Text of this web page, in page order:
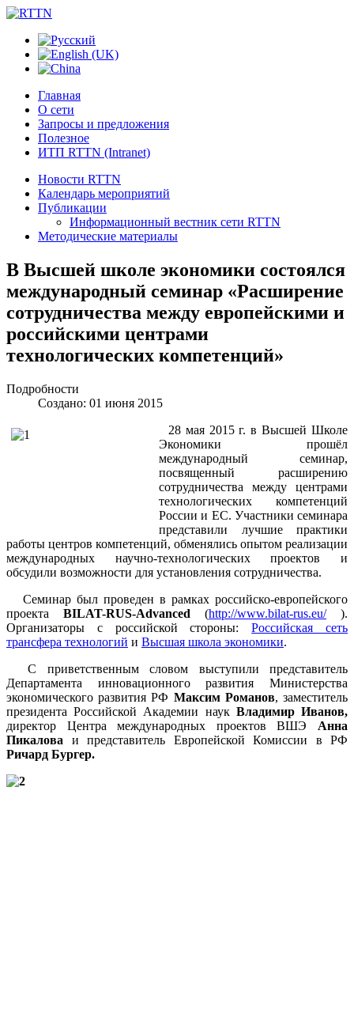
Главная
О сети
Запросы и предложения
Полезное
ИТП RTTN (Intranet)
Новости RTTN
Календарь мероприятий
Публикации
Информационный вестник сети RTTN
Методические материалы
В Высшей школе экономики состоялся
международный семинар «Расширение
сотрудничества между европейскими и
российскими центрами
технологических компетенций»
Подробности
Создано: 01 июня 2015
28 мая 2015 г. в Высшей Школе
Экономики прошёл
международный семинар,
посвященный расширению
сотрудничества между центрами
технологических компетенций
России и ЕС. Участники семинара
представили лучшие практики
работы центров компетенций, обменялись опытом реализации
международных научно-технологических проектов и
обсудили возможности для установления сотрудничества.
Семинар был проведен в рамках российско-европейского
проекта BILAT-RUS-Advanced (http://www.bilat-rus.eu/).
Организаторы с российской стороны:Российская сеть
трансфера технологий и Высшая школа экономики.
С приветственным словом выступили представитель
Департамента инновационного развития Министерства
экономического развития РФ Максим Романов, заместитель
президента Российской Академии наук Владимир Иванов,
директор Центра международных проектов ВШЭ Анна
Пикалова и представитель Европейской Комиссии в РФ
Ричард Бургер.